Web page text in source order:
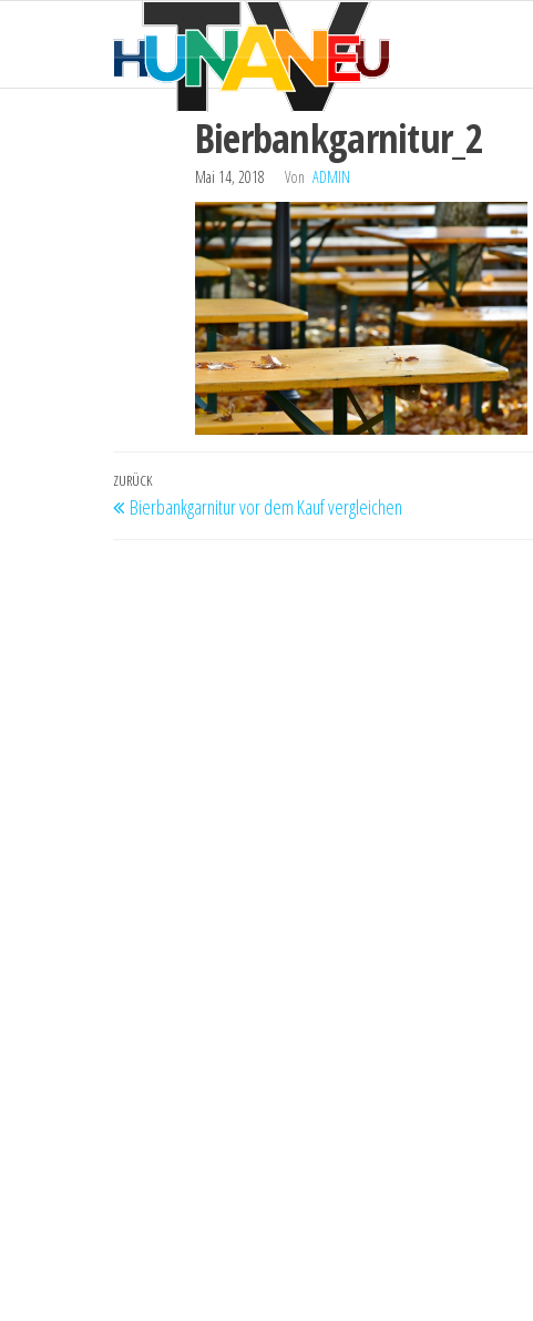
Bierbankgarnitur_2
Mai 14, 2018 Von ADMIN
Beitragsnavigation
Vorheriger
Beitrag
ZURÜCK
Bierbankgarnitur vor dem Kauf vergleichen